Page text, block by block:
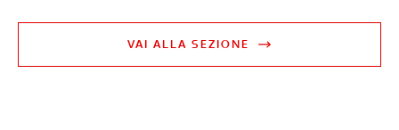
VAI ALLA SEZIONE